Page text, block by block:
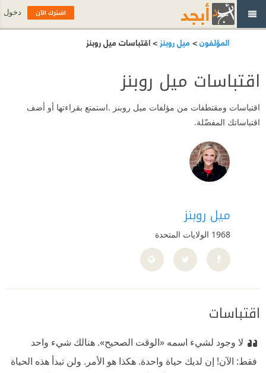
المؤلفون> ميل روبنز > اقتباسات ميل روبنز
اقتباسات ميل روبنز
اقتباسات ومقتطفات من مؤلفات ميل روبنز .استمتع بقراءتها أو أضف
اقتباساتك المفضّلة.
ميل روبنز
1968 الولايات المتحدة
اقتباسات
لا وجود لشيء اسمه «الوقت الصحيح». هنالك شيء واحد
فقط: الآن! إن لديك حياة واحدة. هكذا هو الأمر. ولن تبدأ هذه الحياة
اشترك الآن دخول